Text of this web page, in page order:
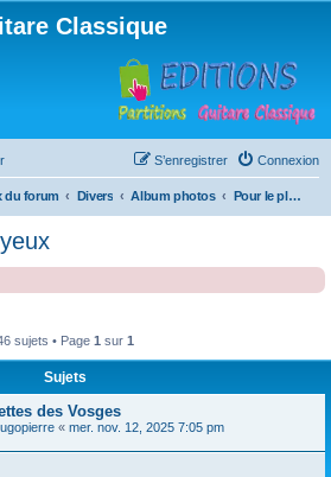
Classique
Connexion
S’enregistrer
du forum Divers Album photos Pour le plaisir des yeux
sujets • Page 1 sur 1
Sujets
des Vosges
« mer. nov. 12, 2025 7:05 pm